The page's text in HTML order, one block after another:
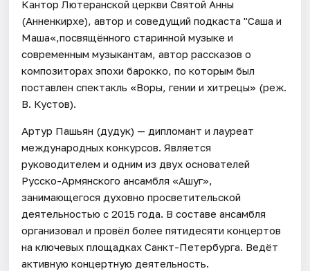
Кантор Лютеранской церкви Святой Анны
(Анненкирхе), автор и соведущий подкаста "Саша и
Маша«,посвящённого старинной музыке и
современным музыкантам, автор рассказов о
композиторах эпохи барокко, по которым был
поставлен спектакль «Воры, гении и хитрецы» (реж.
В. Кустов).
Артур Пашьян (дудук) — дипломант и лауреат
международных конкурсов. Является
руководителем и одним из двух основателей
Русско-Армянского ансамбля «Ашуг»,
занимающегося духовно просветительской
деятельностью с 2015 года. В составе ансамбля
организовал и провёл более пятидесяти концертов
на ключевых площадках Санкт-Петербурга. Ведёт
активную концертную деятельность.